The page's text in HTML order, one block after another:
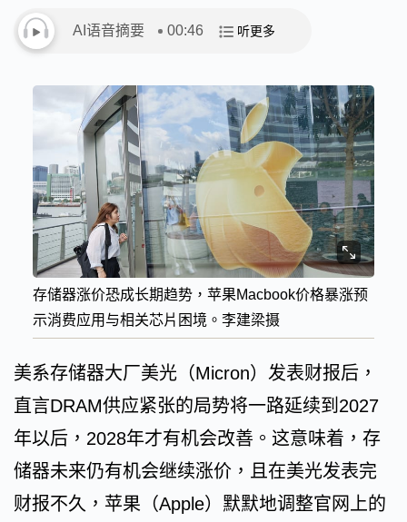
AI语音摘要 00:46 听更多
存储器涨价恐成长期趋势，苹果Macbook价格暴涨预
示消费应用与相关芯片困境。李建梁摄
美系存储器大厂美光（Micron）发表财报后，
直言DRAM供应紧张的局势将一路延续到2027
年以后，2028年才有机会改善。这意味着，存
储器未来仍有机会继续涨价，且在美光发表完
财报不久，苹果（Apple）默默地调整官网上的